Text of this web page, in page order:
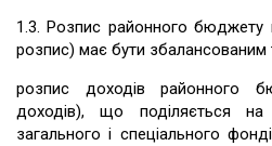
1.3. Розпис районного бюджету
розпис) має бути збалансованим
розпис доходів районного
доходів), що поділяється на
загального і спеціального